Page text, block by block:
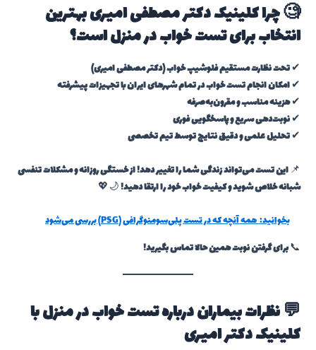
🧐 چرا کلینیک دکتر مصطفی امیری بهترین
انتخاب برای تست خواب در منزل است؟
✔تحت نظارت مستقیم فلوشیپ خواب (دکتر مصطفی امیری)
✔امکان انجام تست خواب در تمام شهرهای ایران با تجهیزات پیشرفته
✔هزینه مناسب و مقرون‌به‌صرفه
✔نوبت‌دهی سریع و پاسخگویی فوری
✔تحلیل علمی و دقیق نتایج توسط تیم تخصصی
📌این تست می‌تواند زندگی شما را تغییر دهد! از خستگی روزانه و مشکلات تنفسی
شبانه خلاص شوید و کیفیت خواب خود را ارتقا دهید!🌙💖
بخوانید:همه آنچه که در تست پلی‌سومنوگرافی (PSG) بررسی می‌شود
📞برای گرفتن نوبت همین حالا تماس بگیرید!
💬 نظرات بیماران درباره تست خواب در منزل با
کلینیک دکتر امیری